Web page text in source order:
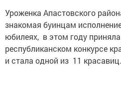
Уроженка Апастовского
знакомая буинцам
юбилеях, в этом году
республиканском конкурсе
и стала одной из 11 красавиц.